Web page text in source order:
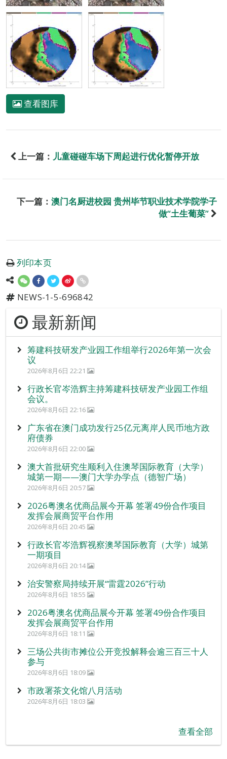
查看图库
上一篇： 儿童碰碰车场下周起进行优化暂停开放
下一篇： 澳门名厨进校园 贵州毕节职业技术学院学子
做“土生葡菜”
列印本页
NEWS-1-5-696842
最新新闻
筹建科技研发产业园工作组举行2026年第一次会
议
2026年8月6日 22:21
行政长官岑浩辉主持筹建科技研发产业园工作组
会议。
2026年8月6日 22:16
广东省在澳门成功发行25亿元离岸人民币地方政
府债券
2026年8月6日 22:00
澳大首批研究生顺利入住澳琴国际教育（大学）
城第一期——澳门大学办学点（德智广场）
2026年8月6日 20:57
2026粤澳名优商品展今开幕 签署49份合作项目
发挥会展商贸平台作用
2026年8月6日 20:45
行政长官岑浩辉视察澳琴国际教育（大学）城第
一期项目
2026年8月6日 20:14
治安警察局持续开展“雷霆2026”行动
2026年8月6日 18:55
2026粤澳名优商品展今开幕 签署49份合作项目
发挥会展商贸平台作用
2026年8月6日 18:11
三场公共街市摊位公开竞投解释会逾三百三十人
参与
2026年8月6日 18:09
市政署茶文化馆八月活动
2026年8月6日 18:03
查看全部